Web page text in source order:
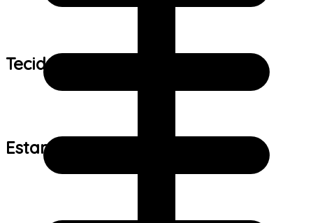
Tecido:
Estampa: